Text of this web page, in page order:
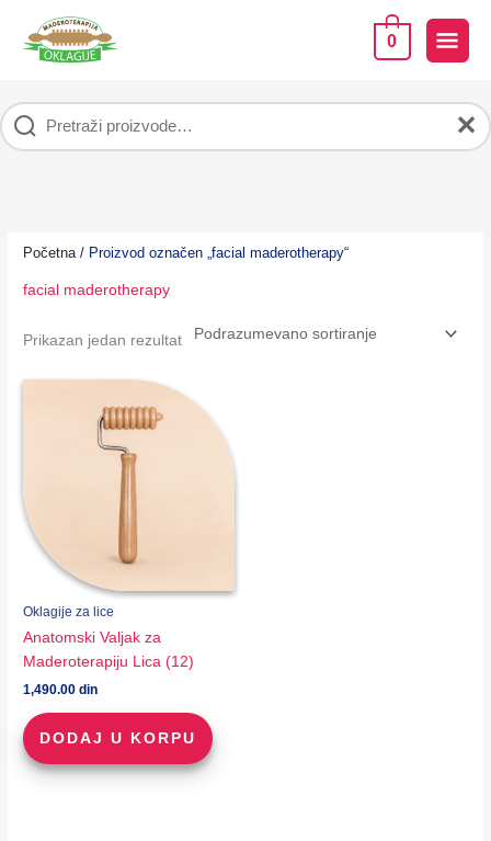
sadržaj
0
✕
Početna / Proizvod označen „facial maderotherapy“
facial maderotherapy
Prikazan jedan rezultat
Oklagije za lice
Anatomski Valjak za
Maderoterapiju Lica (12)
1,490.00din
DODAJ U KORPU